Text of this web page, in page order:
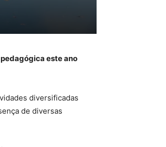
este ano
diversificadas
de diversas